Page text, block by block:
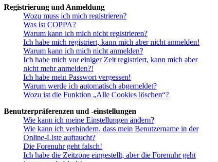
Registrierung und Anmeldung
Wozu muss ich mich registrieren?
Was ist COPPA?
Warum kann ich mich nicht registrieren?
Ich habe mich registriert, kann mich aber nicht anmelden!
Warum kann ich mich nicht anmelden?
Ich habe mich vor einiger Zeit registriert, kann mich aber
nicht mehr anmelden?!
Ich habe mein Passwort vergessen!
Warum werde ich automatisch abgemeldet?
Wozu ist die Funktion „Alle Cookies löschen“?
Benutzerpräferenzen und -einstellungen
Wie kann ich meine Einstellungen ändern?
Wie kann ich verhindern, dass mein Benutzername in der
Online-Liste auftaucht?
Die Forenuhr geht falsch!
Ich habe die Zeitzone eingestellt, aber die Forenuhr geht